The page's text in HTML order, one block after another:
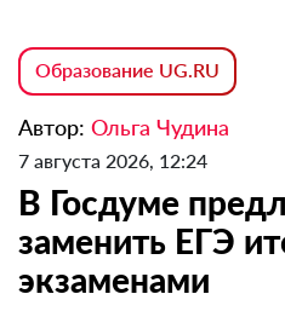
Образование UG.RU
Автор: Ольга Чудина
7 августа 2026, 12:24
В Госдуме
заменить ЕГЭ
экзаменами